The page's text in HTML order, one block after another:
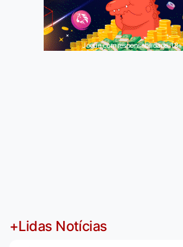
Jogue com responsabilidade. 18+
+Lidas Notícias